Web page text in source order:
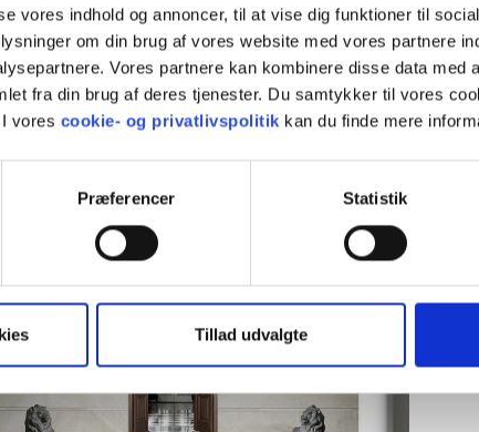
vores indhold og annoncer, til at vise dig funktioner til
om din brug af vores website med vores partnere
Vores partnere kan kombinere disse data med
fra din brug af deres tjenester. Du samtykker til vores
vores cookie- og privatlivspolitik kan du finde mere
Præferencer Statistik
Tillad udvalgte
Hier findest du uns